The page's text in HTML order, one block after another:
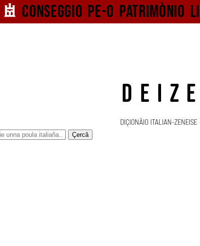
Conseggio pe-o patrimònio
DEIZE
DIÇIONÄIO ITALIAN-ZENEISE
Çercâ